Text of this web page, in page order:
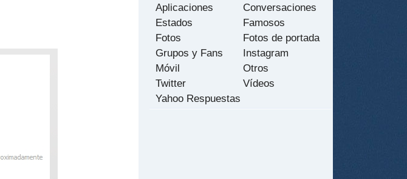
Aplicaciones
Conversaciones
Estados
Famosos
Fotos
Fotos de portada
Grupos y Fans
Instagram
Móvil
Otros
Twitter
Vídeos
Yahoo Respuestas